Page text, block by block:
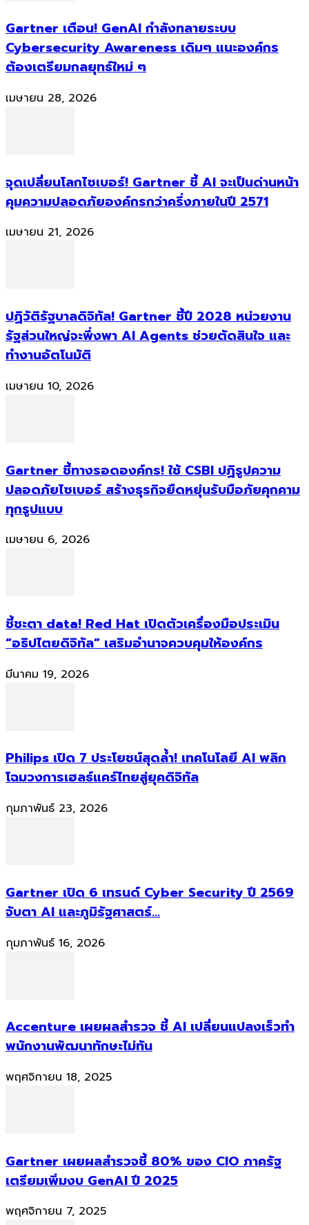
Gartner เตือน! GenAI กำลังทลายระบบ
Cybersecurity Awareness เดิมๆ แนะองค์กร
ต้องเตรียมกลยุทธ์ใหม่ ๆ
เมษายน 28, 2026
จุดเปลี่ยนโลกไซเบอร์! Gartner ชี้ AI จะเป็นด่านหน้า
คุมความปลอดภัยองค์กรกว่าครึ่งภายในปี 2571
เมษายน 21, 2026
ปฏิวัติรัฐบาลดิจิทัล! Gartner ชี้ปี 2028 หน่วยงาน
รัฐส่วนใหญ่จะพึ่งพา AI Agents ช่วยตัดสินใจ และ
ทำงานอัตโนมัติ
เมษายน 10, 2026
Gartner ชี้ทางรอดองค์กร! ใช้ CSBI ปฏิรูปความ
ปลอดภัยไซเบอร์ สร้างธุรกิจยืดหยุ่นรับมือภัยคุกคาม
ทุกรูปแบบ
เมษายน 6, 2026
ชี้ชะตา data! Red Hat เปิดตัวเครื่องมือประเมิน
“อธิปไตยดิจิทัล” เสริมอำนาจควบคุมให้องค์กร
มีนาคม 19, 2026
Philips เปิด 7 ประโยชน์สุดล้ำ! เทคโนโลยี AI พลิก
โฉมวงการเฮลธ์แคร์ไทยสู่ยุคดิจิทัล
กุมภาพันธ์ 23, 2026
Gartner เปิด 6 เทรนด์ Cyber Security ปี 2569
จับตา AI และภูมิรัฐศาสตร์...
กุมภาพันธ์ 16, 2026
Accenture เผยผลสำรวจ ชี้ AI เปลี่ยนแปลงเร็วทำ
พนักงานพัฒนาทักษะไม่ทัน
พฤศจิกายน 18, 2025
Gartner เผยผลสำรวจชี้ 80% ของ CIO ภาครัฐ
เตรียมเพิ่มงบ GenAI ปี 2025
พฤศจิกายน 7, 2025